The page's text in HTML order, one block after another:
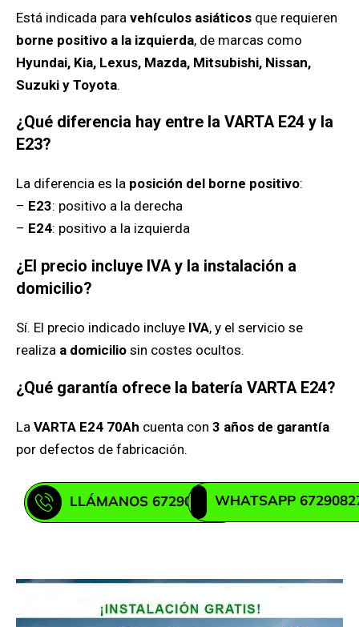
Está indicada para vehículos asiáticos que requieren
borne positivo a la izquierda, de marcas como
Hyundai, Kia, Lexus, Mazda, Mitsubishi, Nissan,
Suzuki y Toyota.
¿Qué diferencia hay entre la VARTA E24 y la
E23?
La diferencia es la posición del borne positivo:
– E23: positivo a la derecha
– E24: positivo a la izquierda
¿El precio incluye IVA y la instalación a
domicilio?
Sí. El precio indicado incluye IVA, y el servicio se
realiza a domicilio sin costes ocultos.
¿Qué garantía ofrece la batería VARTA E24?
La VARTA E24 70Ah cuenta con 3 años de garantía
por defectos de fabricación.
LLÁMANOS 672908271WHATSAPP